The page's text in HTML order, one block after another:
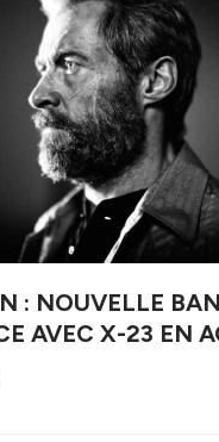
: NOUVELLE
AVEC X-23 EN